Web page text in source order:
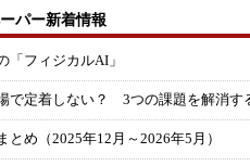
パー新着情報
「フィジカルAI」
で定着しない？ 3つの課題を解消す
め（2025年12月～2026年5月）